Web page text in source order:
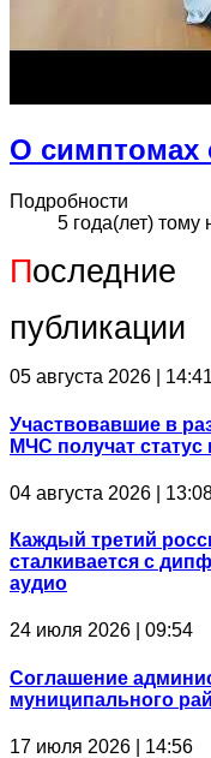
О симптомах
Подробности
5 года(лет) тому
Последние
публикации
05 августа 2026 | 14:41
Участвовавшие в
МЧС получат статус
04 августа 2026 |
Каждый третий
сталкивается с
аудио
24 июля 2026 | 09:54
Соглашение
муниципального
17 июля 2026 | 14:56